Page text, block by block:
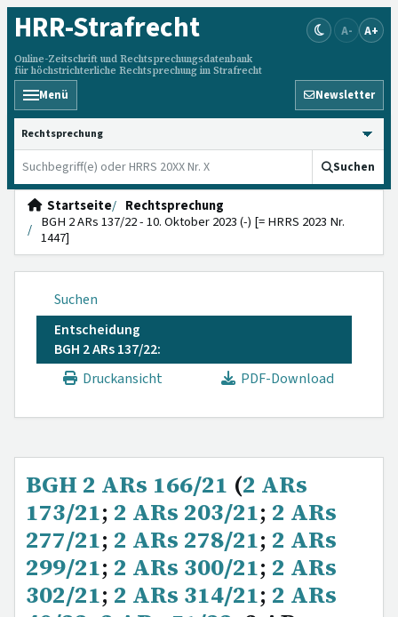
HRR-Strafrecht
Online-Zeitschrift und Rechtsprechungsdatenbank
für höchstrichterliche Rechtsprechung im Strafrecht
A- A+
Menü Newsletter
HRRS durchsuchen
Suchen
Startseite
Rechtsprechung
BGH 2 ARs 137/22 - 10. Oktober 2023 (-) [= HRRS 2023 Nr.
1447]
Suchen
Entscheidung
BGH 2 ARs 137/22:
Druckansicht
PDF-Download
BGH 2 ARs 166/21 (2 ARs
173/21; 2 ARs 203/21; 2 ARs
277/21; 2 ARs 278/21; 2 ARs
299/21; 2 ARs 300/21; 2 ARs
302/21; 2 ARs 314/21; 2 ARs